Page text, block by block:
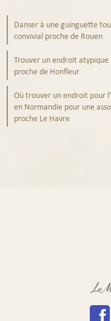
Danser à une guinguette
convivial proche de Rouen
Trouver un endroit
proche de Honfleur
Où trouver un endroit pour
en Normandie pour une
proche Le Havre